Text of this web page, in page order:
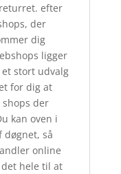
efter
der
dig
ligger
stort udvalg
for dig at
der
kan oven i
døgnet, så
online
hele til at